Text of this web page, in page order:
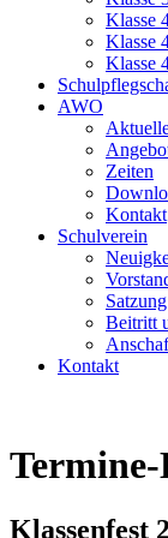
Klasse
Klasse
Klasse
AWO
Zeiten
Kontakt
Schulverein
Satzung
Beitritt
Kontakt
Klassenfest